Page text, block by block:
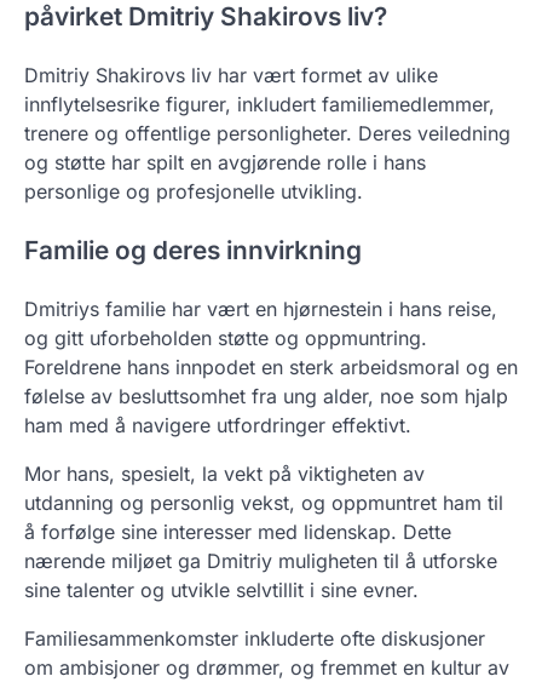
påvirket Dmitriy Shakirovs liv?
Dmitriy Shakirovs liv har vært formet av ulike
innflytelsesrike figurer, inkludert familiemedlemmer,
trenere og offentlige personligheter. Deres veiledning
og støtte har spilt en avgjørende rolle i hans
personlige og profesjonelle utvikling.
Familie og deres innvirkning
Dmitriys familie har vært en hjørnestein i hans reise,
og gitt uforbeholden støtte og oppmuntring.
Foreldrene hans innpodet en sterk arbeidsmoral og en
følelse av besluttsomhet fra ung alder, noe som hjalp
ham med å navigere utfordringer effektivt.
Mor hans, spesielt, la vekt på viktigheten av
utdanning og personlig vekst, og oppmuntret ham til
å forfølge sine interesser med lidenskap. Dette
nærende miljøet ga Dmitriy muligheten til å utforske
sine talenter og utvikle selvtillit i sine evner.
Familiesammenkomster inkluderte ofte diskusjoner
om ambisjoner og drømmer, og fremmet en kultur av